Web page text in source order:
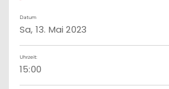
Datum
Sa, 13. Mai 2023
Uhrzeit:
15:00